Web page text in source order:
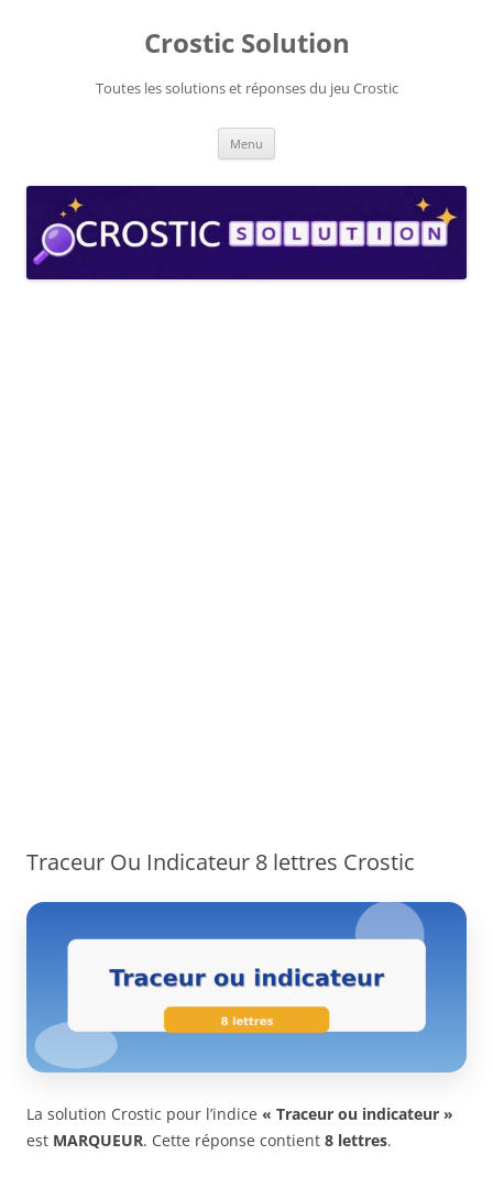
Crostic Solution
Toutes les solutions et réponses du jeu Crostic
Menu
Traceur Ou Indicateur 8 lettres Crostic
La solution Crostic pour l’indice « Traceur ou indicateur »
est MARQUEUR. Cette réponse contient 8 lettres.